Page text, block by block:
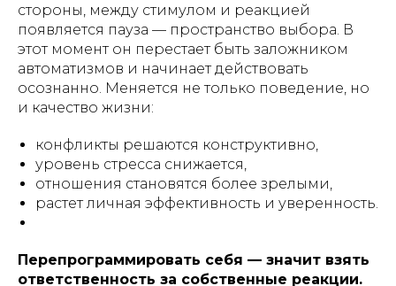
стороны, между стимулом и реакцией
появляется пауза — пространство выбора. В
этот момент он перестает быть заложником
автоматизмов и начинает действовать
осознанно. Меняется не только поведение, но
и качество жизни:
конфликты решаются конструктивно,
уровень стресса снижается,
отношения становятся более зрелыми,
растет личная эффективность и уверенность.
Перепрограммировать себя — значит взять
ответственность за собственные реакции.